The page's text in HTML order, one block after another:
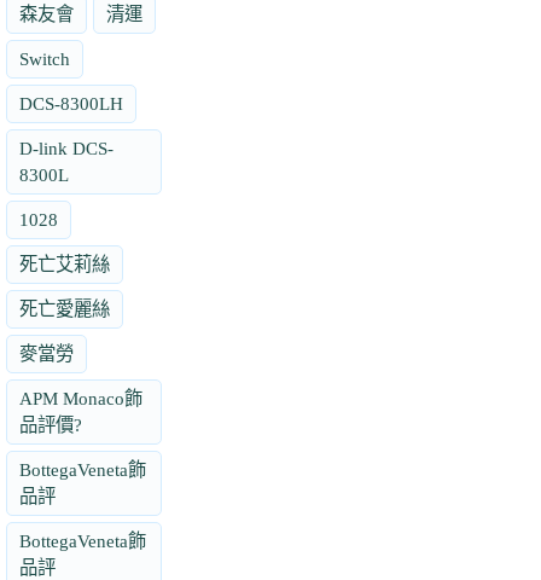
森友會 清運
Switch
DCS-8300LH
D-link DCS-
8300L
1028
死亡艾莉絲
死亡愛麗絲
麥當勞
APM Monaco飾
品評價?
BottegaVeneta飾
品評
BottegaVeneta飾
品評